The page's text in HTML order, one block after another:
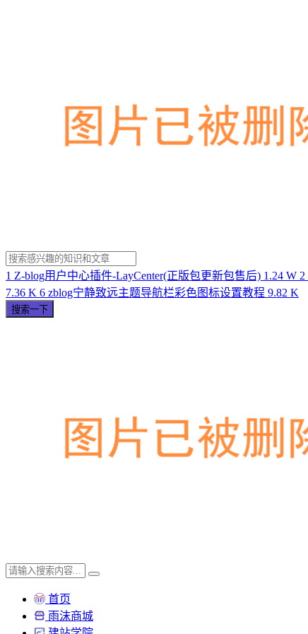
1 Z-blog用户中心插件-LayCenter(正版包更新包售后) 1.24 W 2
7.36 K 6 zblog宁静致远主题导航栏彩色图标设置教程 9.82 K
搜索一下
首页
雨沫商城